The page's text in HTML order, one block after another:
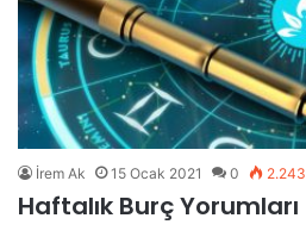
İrem Ak 15 Ocak 2021 0 2.243
Haftalık Burç Yorumları